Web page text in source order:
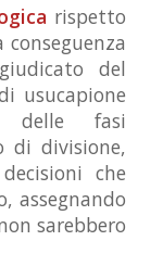
rispetto
del
usucapione
delle fasi
di divisione,
che
assegnando
sarebbero